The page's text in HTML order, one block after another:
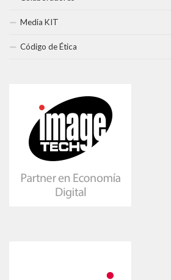
Media KIT
Código de Ética